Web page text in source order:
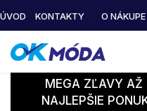
ÚVOD KONTAKTY O NÁKUPE
MEGA ZĽAVY
NAJLEPŠIE